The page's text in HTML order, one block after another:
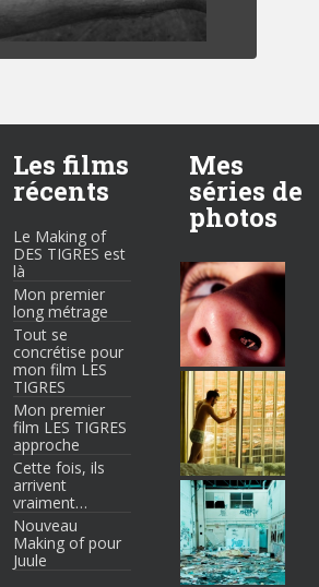
Les films
récents
Le Making of
DES TIGRES est
là
Mon premier
long métrage
Tout se
concrétise pour
mon film LES
TIGRES
Mon premier
film LES TIGRES
approche
Cette fois, ils
arrivent
vraiment…
Nouveau
Making of pour
Juule
Mes
séries de
photos